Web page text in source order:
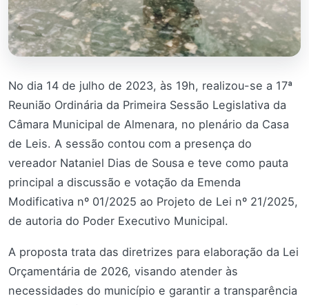
No dia 14 de julho de 2023, às 19h, realizou-se a 17ª
Reunião Ordinária da Primeira Sessão Legislativa da
Câmara Municipal de Almenara, no plenário da Casa
de Leis. A sessão contou com a presença do
vereador Nataniel Dias de Sousa e teve como pauta
principal a discussão e votação da Emenda
Modificativa nº 01/2025 ao Projeto de Lei nº 21/2025,
de autoria do Poder Executivo Municipal.
A proposta trata das diretrizes para elaboração da Lei
Orçamentária de 2026, visando atender às
necessidades do município e garantir a transparência